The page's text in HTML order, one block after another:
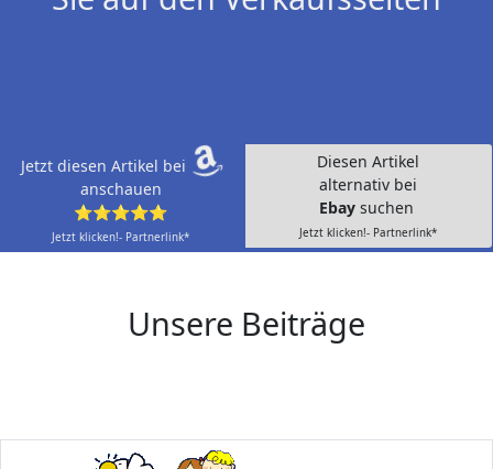
Jetzt diesen Artikel bei
anschauen
⭐⭐⭐⭐⭐
Jetzt klicken!- Partnerlink*
Diesen Artikel
alternativ bei
Ebay suchen
Jetzt klicken!- Partnerlink*
Unsere Beiträge